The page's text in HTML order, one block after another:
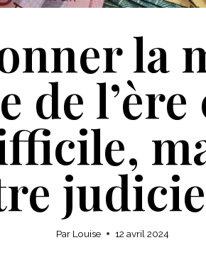
la
de
Par Louise 12 avril 2024